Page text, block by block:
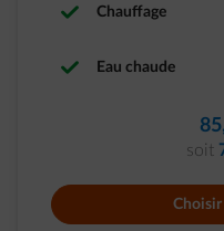
Chauffage
Eau chaude
soit
Choisir